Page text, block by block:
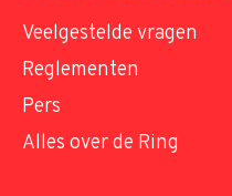
Veelgestelde vragen
Reglementen
Pers
Alles over de Ring